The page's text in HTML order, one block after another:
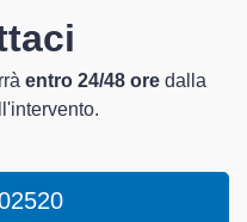
entro 24/48 ore dalla